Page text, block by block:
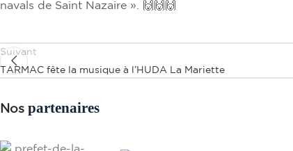
navals de Saint Nazaire ». 🙌🙌🙌
Suivant
TARMAC fête la musique à l’HUDA La Mariette
Nos partenaires